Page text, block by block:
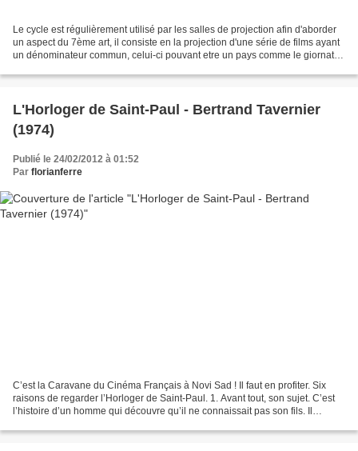
Le cycle est régulièrement utilisé par les salles de projection afin d'aborder
un aspect du 7ème art, il consiste en la projection d'une série de films ayant
un dénominateur commun, celui-ci pouvant etre un pays comme le giornate
L'Horloger de Saint-Paul - Bertrand Tavernier
(1974)
Publié le 24/02/2012 à 01:52
Par florianferre
C’est la Caravane du Cinéma Français à Novi Sad ! Il faut en profiter. Six
raisons de regarder l’Horloger de Saint-Paul. 1. Avant tout, son sujet. C’est
l’histoire d’un homme qui découvre qu’il ne connaissait pas son fils. Il